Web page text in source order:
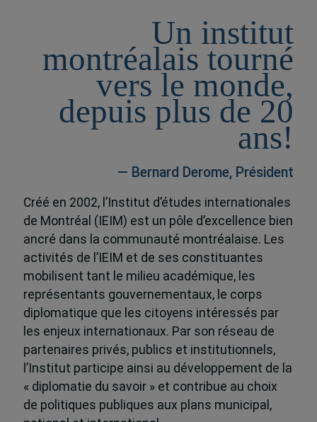
Un institut
montréalais tourné
vers le monde,
depuis plus de 20
ans!
— Bernard Derome, Président
Créé en 2002, l’Institut d’études internationales
de Montréal (IEIM) est un pôle d’excellence bien
ancré dans la communauté montréalaise. Les
activités de l’IEIM et de ses constituantes
mobilisent tant le milieu académique, les
représentants gouvernementaux, le corps
diplomatique que les citoyens intéressés par
les enjeux internationaux. Par son réseau de
partenaires privés, publics et institutionnels,
l’Institut participe ainsi au développement de la
« diplomatie du savoir » et contribue au choix
de politiques publiques aux plans municipal,